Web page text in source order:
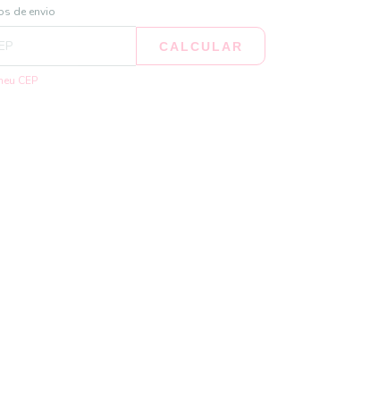
o CEP:
de envio
CALCULAR
CEP